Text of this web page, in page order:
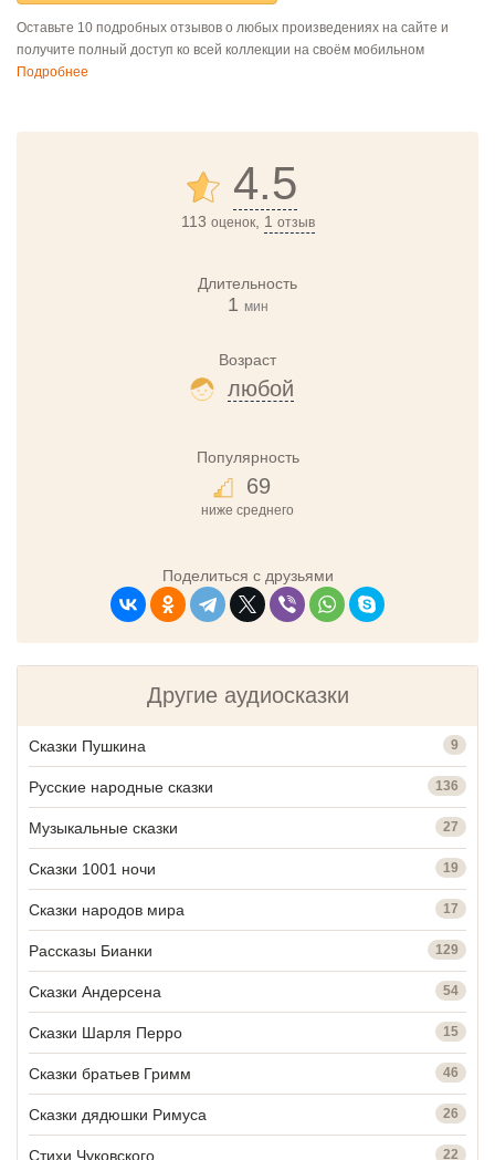
Оставьте 10 подробных отзывов о любых произведениях на сайте и
получите полный доступ ко всей коллекции на своём мобильном
Подробнее
4.5
113 оценок, 1 отзыв
Длительность
1 мин
Возраст
любой
Популярность
69
ниже среднего
Поделиться с друзьями
Другие аудиосказки
Сказки Пушкина 9
Русские народные сказки 136
Музыкальные сказки 27
Сказки 1001 ночи 19
Сказки народов мира 17
Рассказы Бианки 129
Сказки Андерсена 54
Сказки Шарля Перро 15
Сказки братьев Гримм 46
Сказки дядюшки Римуса 26
Стихи Чуковского 22